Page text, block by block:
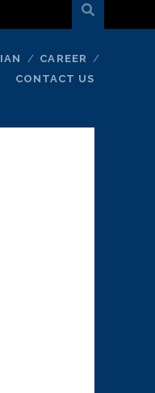
CAREER
CONTACT US